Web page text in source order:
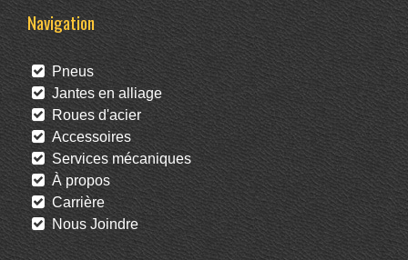
Navigation
Pneus
Jantes en alliage
Roues d'acier
Accessoires
Services mécaniques
À propos
Carrière
Nous Joindre